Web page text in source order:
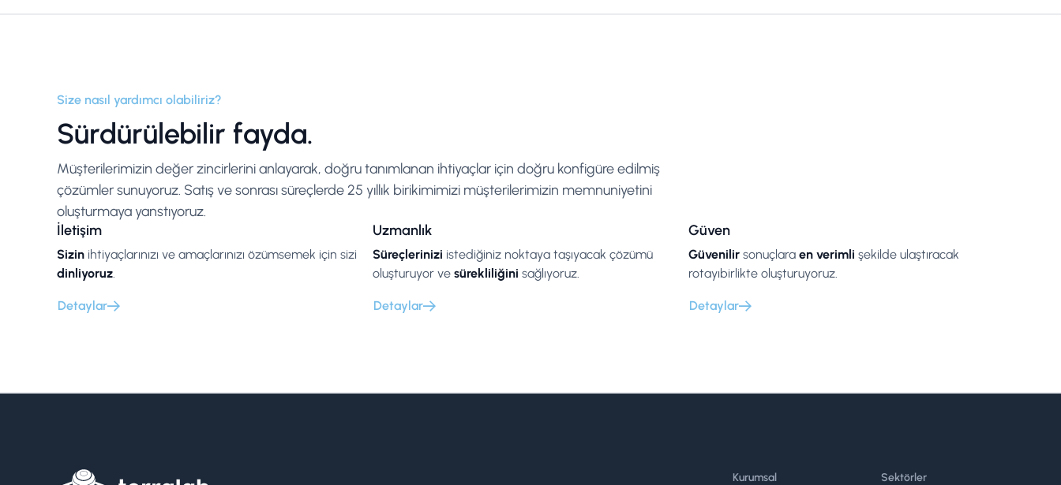
Size nasıl yardımcı olabiliriz?
Sürdürülebilir fayda.
Müşterilerimizin değer zincirlerini anlayarak, doğru tanımlanan ihtiyaçlar için doğru konfigüre edilmiş
çözümler sunuyoruz. Satış ve sonrası süreçlerde 25 yıllık birikimimizi müşterilerimizin memnuniyetini
oluşturmaya yanstıyoruz.
İletişim
Sizin ihtiyaçlarınızı ve amaçlarınızı özümsemek için sizi
dinliyoruz.
Detaylar
Uzmanlık
Süreçlerinizi istediğiniz noktaya taşıyacak çözümü
oluşturuyor ve sürekliliğini sağlıyoruz.
Detaylar
Güven
Güvenilir sonuçlara en verimli şekilde ulaştıracak
rotayıbirlikte oluşturuyoruz.
Detaylar
Kurumsal Sektörler